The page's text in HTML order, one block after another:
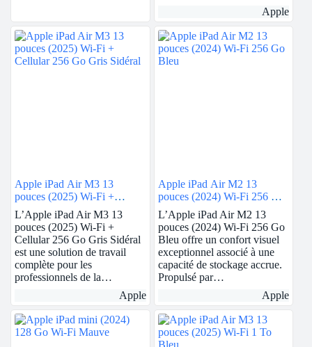
Apple
Apple iPad Air M3 13
pouces (2025) Wi-Fi +
Cellular 256 Go Gris Sidéral
L’Apple iPad Air M3 13
pouces (2025) Wi-Fi +
Cellular 256 Go Gris Sidéral
est une solution de travail
complète pour les
professionnels de la…
Apple
Apple iPad Air M2 13
pouces (2024) Wi-Fi 256 Go
Bleu
L’Apple iPad Air M2 13
pouces (2024) Wi-Fi 256 Go
Bleu offre un confort visuel
exceptionnel associé à une
capacité de stockage accrue.
Propulsé par…
Apple